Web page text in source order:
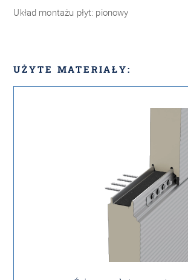
Układ montażu płyt: pionowy
UŻYTE MATERIAŁY: